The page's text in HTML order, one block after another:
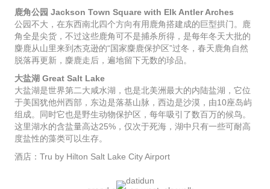
鹿角公园 Jackson Town Square with Elk Antler Arches
公园不大，在东西南北四个方向有用鹿角搭建成的巨型拱门。鹿
角全是尖货，不过这些鹿角可不是捕杀所得，是每年冬天大批的
麋鹿从山里来到杰克逊的“国家麋鹿保护区”过冬，春天鹿角自然
脱落再更新，麋鹿走后，遍地留下无数的珍品。
大盐湖 Great Salt Lake
大盐湖是世界第二大咸水湖，也是北美洲最大的内陆盐湖，它位
于美国犹他州西部，东边是落基山脉，西边是沙漠，由10座岛屿
组成。同时它也是野生动物保护区，每年吸引了数百万的候鸟。
这里湖水的含盐量高达25%，仅次于死海，湖中只有一些可耐高
度盐性的藻类可以生存。
酒店：Tru by Hilton Salt Lake City Airport